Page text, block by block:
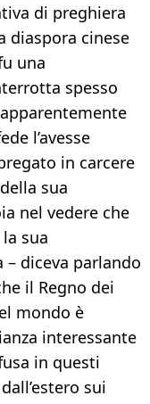
di preghiera
diaspora cinese
una
spesso
l’avesse
in carcere
sua
nel vedere che
sua
– diceva parlando
il Regno dei
mondo è
interessante
in questi
sui